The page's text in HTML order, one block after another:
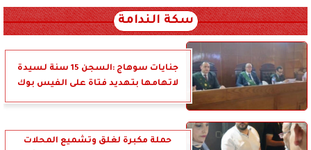
سكة الندامة
جنايات سوهاج :السجن 15 سنة لسيدة
لاتهامها بتهديد فتاة على الفيس بوك
حملة مكبرة لغلق وتشميع المحلات